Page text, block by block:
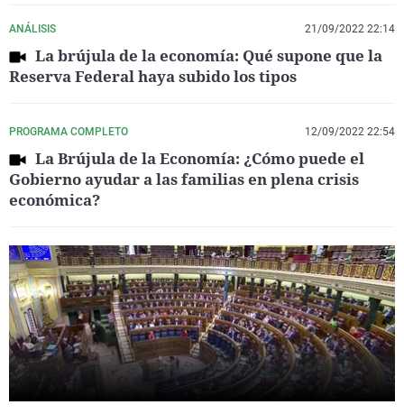
ANÁLISIS 21/09/2022 22:14
La brújula de la economía: Qué supone que la
Reserva Federal haya subido los tipos
PROGRAMA COMPLETO 12/09/2022 22:54
La Brújula de la Economía: ¿Cómo puede el
Gobierno ayudar a las familias en plena crisis
económica?